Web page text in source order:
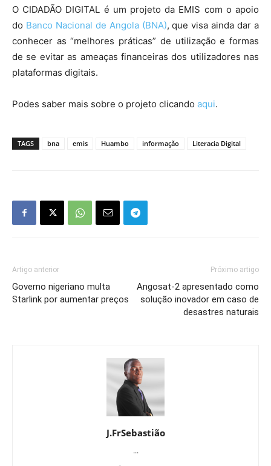
O CIDADÃO DIGITAL é um projeto da EMIS com o apoio
do Banco Nacional de Angola (BNA), que visa ainda dar a
conhecer as “melhores práticas” de utilização e formas
de se evitar as ameaças financeiras dos utilizadores nas
plataformas digitais.
Podes saber mais sobre o projeto clicando aqui.
TAGS bna emis Huambo informação Literacia Digital
Artigo anterior
Governo nigeriano multa
Starlink por aumentar preços
Próximo artigo
Angosat-2 apresentado como
solução inovador em caso de
desastres naturais
J.FrSebastião
...